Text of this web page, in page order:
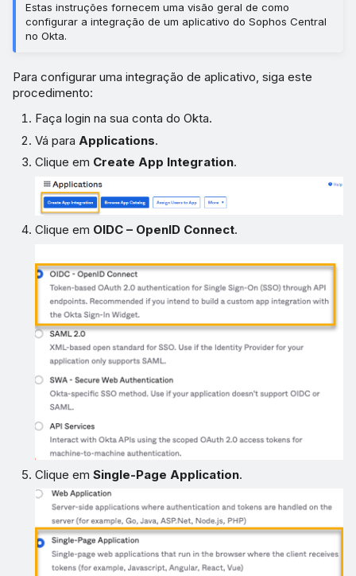
Estas instruções fornecem uma visão geral de como
configurar a integração de um aplicativo do Sophos Central
no Okta.
Para configurar uma integração de aplicativo, siga este
procedimento:
Faça login na sua conta do Okta.
Vá para Applications.
Clique em Create App Integration.
Clique em OIDC – OpenID Connect.
Clique emSingle-Page Application.